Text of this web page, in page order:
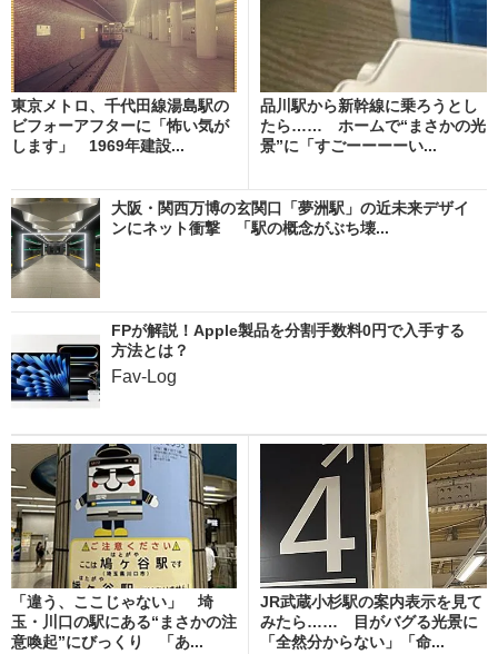
東京メトロ、千代田線湯島駅の
ビフォーアフターに「怖い気が
します」 1969年建設...
品川駅から新幹線に乗ろうとし
たら…… ホームで“まさかの光
景”に「すごーーーーい...
大阪・関西万博の玄関口「夢洲駅」の近未来デザイ
ンにネット衝撃 「駅の概念がぶち壊...
FPが解説！Apple製品を分割手数料0円で入手する
方法とは？
Fav-Log
「違う、ここじゃない」 埼
玉・川口の駅にある“まさかの注
意喚起”にびっくり 「あ...
JR武蔵小杉駅の案内表示を見て
みたら…… 目がバグる光景に
「全然分からない」「命...